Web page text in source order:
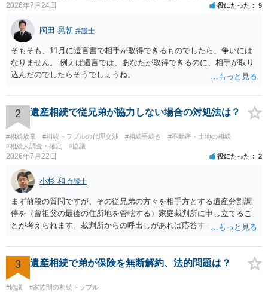
2026年7月24日 役にたった 9
岡田 晃朝 弁護士
そもそも、11月に遺言書で相手が取得できるものでしたら、争いには
なりません。 例えば遺言では、あなたが取得できるのに、相手が取り
込んだのでしたらそうでしょうね。
2 遺産相続で従兄弟が協力しない場合の対処法は？
#相続放棄 #相続トラブルの代理交渉 #相続手続き
#不動産・土地の相続
#相続人調査・確定
#協議
2026年7月22日 役にたった 2
小杉 和 弁護士
まず前段の質問ですが、その従兄弟の方々を相手方とする遺産分割調
停を（曾祖父の最後の住所地を管轄する）家庭裁判所に申し立てるこ
とが考えられます。裁判所からの呼出しがあれば応答する可能性がま
能と思われます。時間が思った以上にないので必要書類をてきぱきと
揃える必要があります。その点是非御注意ください。
3 遺産相続で弟が保険を無断解約、法的問題は？
#協議 #家族間の相続トラブル